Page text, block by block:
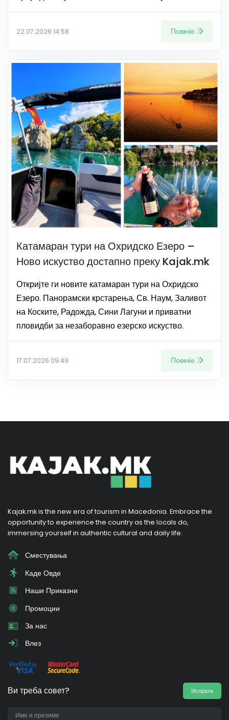
22.07.2026 14:58 Повеќе
Катамаран тури на Охридско Езеро –
Ново искуство достапно преку Kajak.mk
Откријте ги новите катамаран тури на Охридско
Езеро. Панорамски крстарења, Св. Наум, Заливот
на Коските, Радожда, Сини Лагуни и приватни
пловидби за незаборавно езерско искуство.
17.07.2026 09:49 Повеќе
Kajak.mk is the new era of tourism in Macedonia. Embrace the
opportunity to experience the country as the locals do,
immersing yourself in authentic cultural and daily life.
Сместувања
Каде Овде
Наши Приказни
Промоции
За нас
Влез
Ви треба совет? Испрати